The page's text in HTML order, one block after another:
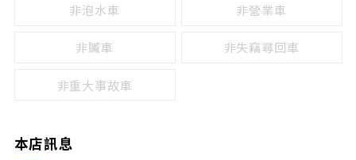
非泡水車 非營業車
非贓車 非失竊尋回車
非重大事故車
本店訊息